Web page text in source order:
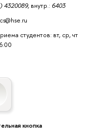
4320089,внутр.: 6403
студентов: вт, ср, чт
кнопка